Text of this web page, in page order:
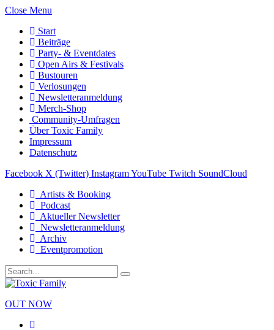
Close Menu
Start
Beiträge
Party- & Eventdates
Open Airs & Festivals
Bustouren
Verlosungen
Newsletteranmeldung
Merch-Shop
Community-Umfragen
Über Toxic Family
Impressum
Datenschutz
Facebook X (Twitter) InstagramYouTube Twitch SoundCloud
Artists & Booking
Podcast
Aktueller Newsletter
Newsletteranmeldung
Archiv
Eventpromotion
OUT NOW